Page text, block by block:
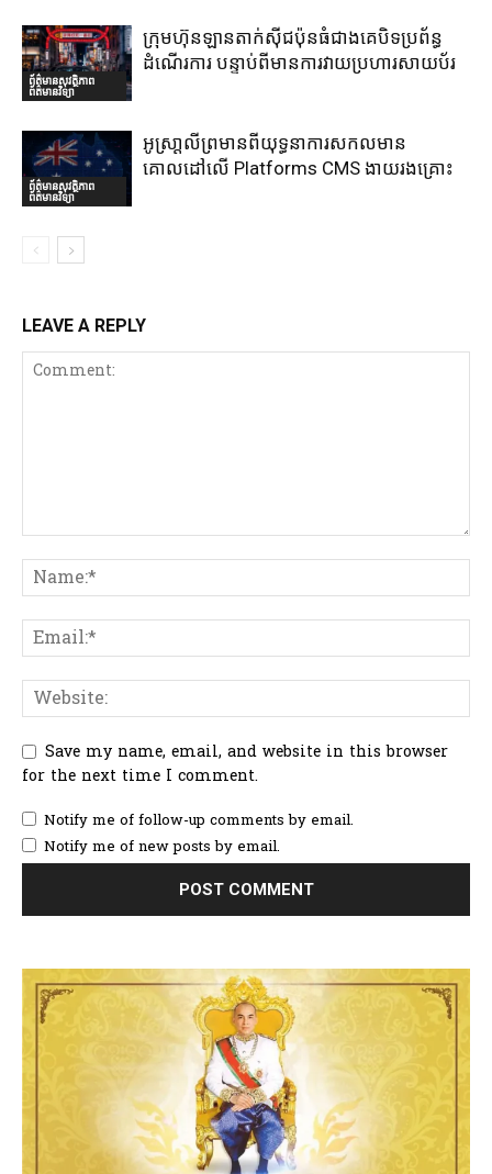
ព័ត៌មានសុវត្ថិភាព
ព័ត៌មានវិទ្យា
ក្រុមហ៊ុនឡានតាក់ស៊ីជប៉ុនធំជាងគេបិទប្រព័ន្ធ
ដំណើរការ បន្ទាប់ពីមានការវាយប្រហារសាយប័រ
ព័ត៌មានសុវត្ថិភាព
ព័ត៌មានវិទ្យា
អូស្រា្តលីព្រមានពីយុទ្ធនាការសកលមាន
គោលដៅលើ Platforms CMS ងាយរងគ្រោះ
LEAVE A REPLY
Save my name, email, and website in this browser
for the next time I comment.
Notify me of follow-up comments by email.
Notify me of new posts by email.